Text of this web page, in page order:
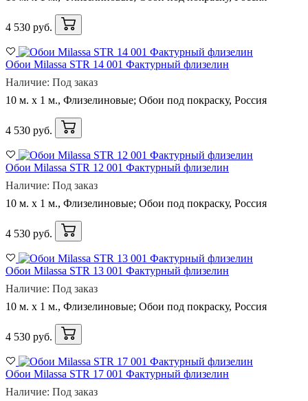
4 530 руб.
Обои Milassa STR 14 001 Фактурный флизелин
Наличие: Под заказ
10 м. x 1 м., Флизелиновые; Обои под покраску, Россия
4 530 руб.
Обои Milassa STR 12 001 Фактурный флизелин
Наличие: Под заказ
10 м. x 1 м., Флизелиновые; Обои под покраску, Россия
4 530 руб.
Обои Milassa STR 13 001 Фактурный флизелин
Наличие: Под заказ
10 м. x 1 м., Флизелиновые; Обои под покраску, Россия
4 530 руб.
Обои Milassa STR 17 001 Фактурный флизелин
Наличие: Под заказ